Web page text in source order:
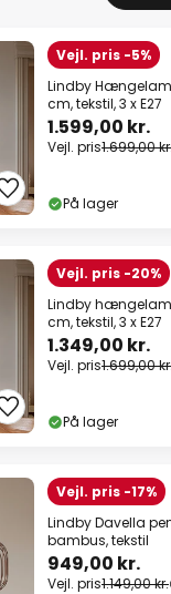
Vejl. pris -5%
Lindby
cm, tekstil, 3 x E27
1.599,00 kr.
Vejl. pris1.699,00
På lager
Vejl. pris -20%
Lindby
cm, tekstil, 3 x E27
1.349,00 kr.
Vejl. pris1.699,00
På lager
Vejl. pris -17%
Lindby Davella
bambus, tekstil
949,00 kr.
Vejl. pris1.149,00 kr.
Spar nu
*Ekskluderede producenter